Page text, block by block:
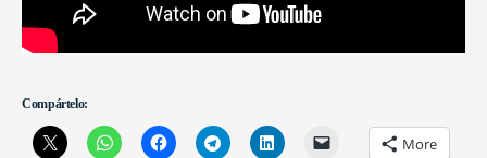
Compártelo:
More